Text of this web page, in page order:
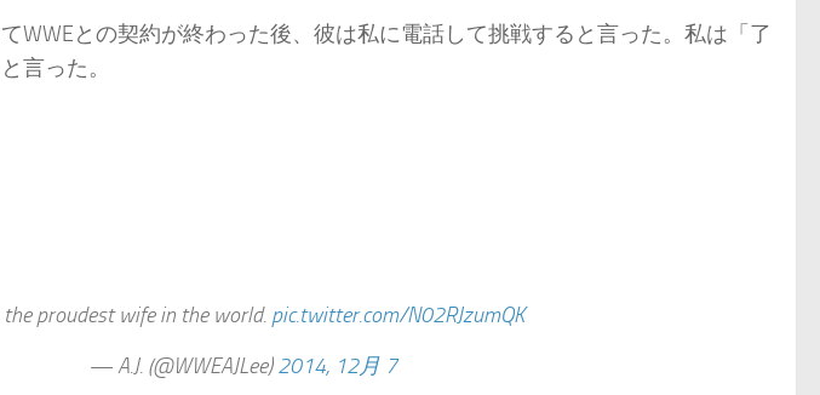
WWEとの契約が終わった後、彼は私に電話して挑戦すると言った。私は「了
言った。
the proudest wife in the world. pic.twitter.com/N02RJzumQK
— A.J. (@WWEAJLee)2014, 12月 7